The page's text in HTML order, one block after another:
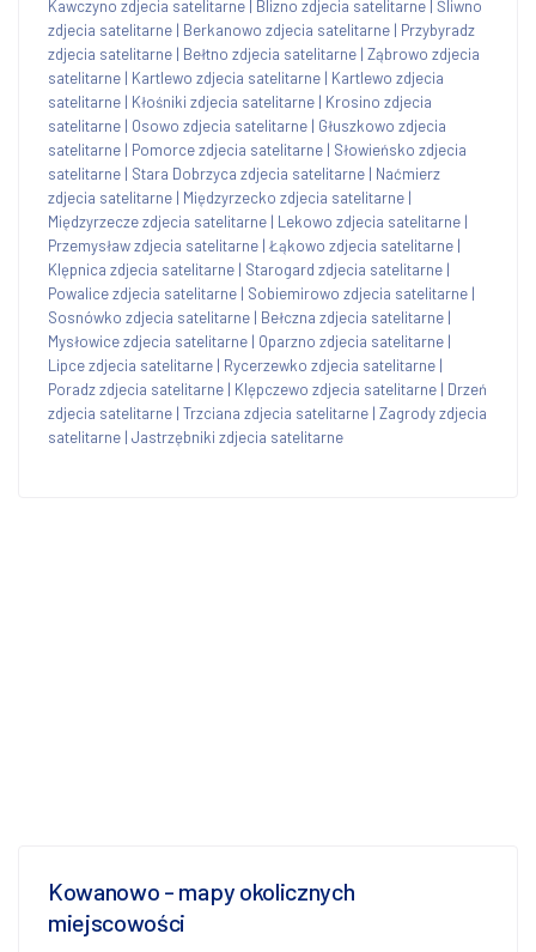
Kawczyno zdjecia satelitarne Blizno zdjecia satelitarne Śliwno
zdjecia satelitarne | Berkanowo zdjecia satelitarne | Przybyradz
zdjecia satelitarne | Bełtno zdjecia satelitarne | Ząbrowo zdjecia
satelitarne | Kartlewo zdjecia satelitarne | Kartlewo zdjecia
satelitarne | Kłośniki zdjecia satelitarne | Krosino zdjecia
satelitarne | Osowo zdjecia satelitarne | Głuszkowo zdjecia
satelitarne | Pomorce zdjecia satelitarne | Słowieńsko zdjecia
satelitarne | Stara Dobrzyca zdjecia satelitarne | Naćmierz
zdjecia satelitarne | Międzyrzecko zdjecia satelitarne |
Międzyrzecze zdjecia satelitarne | Lekowo zdjecia satelitarne |
Przemysław zdjecia satelitarne | Łąkowo zdjecia satelitarne |
Klępnica zdjecia satelitarne | Starogard zdjecia satelitarne |
Powalice zdjecia satelitarne | Sobiemirowo zdjecia satelitarne |
Sosnówko zdjecia satelitarne | Bełczna zdjecia satelitarne |
Mysłowice zdjecia satelitarne | Oparzno zdjecia satelitarne |
Lipce zdjecia satelitarne | Rycerzewko zdjecia satelitarne |
Poradz zdjecia satelitarne | Klępczewo zdjecia satelitarne | Drzeń
zdjecia satelitarne | Trzciana zdjecia satelitarne | Zagrody zdjecia
satelitarne | Jastrzębniki zdjecia satelitarne
Kowanowo - mapy okolicznych
miejscowości